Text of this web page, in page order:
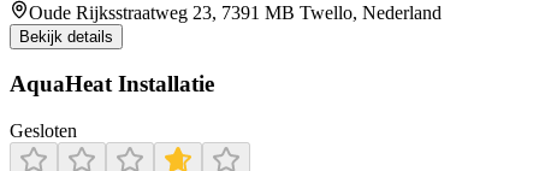
Oude Rijksstraatweg 23, 7391 MB Twello, Nederland
Bekijk details
AquaHeat Installatie
Gesloten